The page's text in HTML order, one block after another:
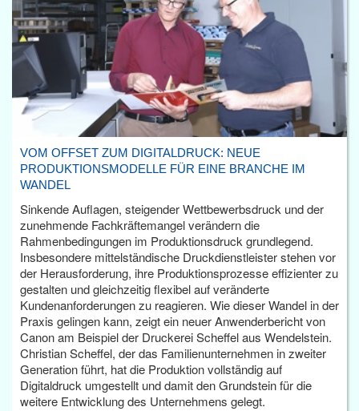
VOM OFFSET ZUM DIGITALDRUCK: NEUE
PRODUKTIONSMODELLE FÜR EINE BRANCHE IM
WANDEL
Sinkende Auflagen, steigender Wettbewerbsdruck und der
zunehmende Fachkräftemangel verändern die
Rahmenbedingungen im Produktionsdruck grundlegend.
Insbesondere mittelständische Druckdienstleister stehen vor
der Herausforderung, ihre Produktionsprozesse effizienter zu
gestalten und gleichzeitig flexibel auf veränderte
Kundenanforderungen zu reagieren. Wie dieser Wandel in der
Praxis gelingen kann, zeigt ein neuer Anwenderbericht von
Canon am Beispiel der Druckerei Scheffel aus Wendelstein.
Christian Scheffel, der das Familienunternehmen in zweiter
Generation führt, hat die Produktion vollständig auf
Digitaldruck umgestellt und damit den Grundstein für die
weitere Entwicklung des Unternehmens gelegt.